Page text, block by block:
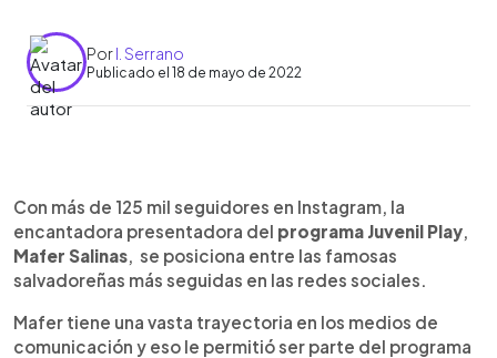
PorI. Serrano
Publicado el 18 de mayo de 2022
► Escuchar artículo
Con más de 125 mil seguidores en Instagram, la
encantadora presentadora del programa Juvenil Play,
Mafer Salinas, se posiciona entre las famosas
salvadoreñas más seguidas en las redes sociales.
Mafer tiene una vasta trayectoria en los medios de
comunicación y eso le permitió ser parte del programa